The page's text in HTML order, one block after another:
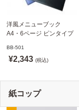
洋風メニューブック
A4・6ページ ピンタイプ
ニュー えいむ(Aim)【当日
発送可】
BB-501
¥2,343 (税込)
紙コップ